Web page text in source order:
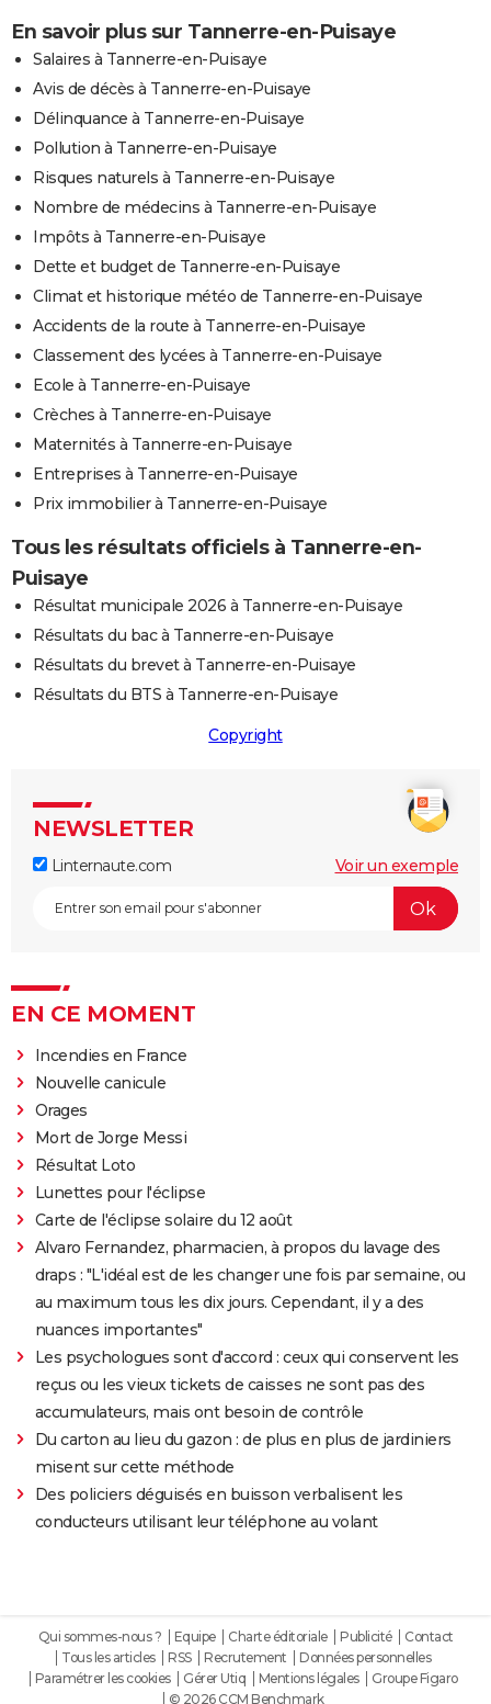
En savoir plus sur Tannerre-en-Puisaye
Salaires à Tannerre-en-Puisaye
Avis de décès à Tannerre-en-Puisaye
Délinquance à Tannerre-en-Puisaye
Pollution à Tannerre-en-Puisaye
Risques naturels à Tannerre-en-Puisaye
Nombre de médecins à Tannerre-en-Puisaye
Impôts à Tannerre-en-Puisaye
Dette et budget de Tannerre-en-Puisaye
Climat et historique météo de Tannerre-en-Puisaye
Accidents de la route à Tannerre-en-Puisaye
Classement des lycées à Tannerre-en-Puisaye
Ecole à Tannerre-en-Puisaye
Crèches à Tannerre-en-Puisaye
Maternités à Tannerre-en-Puisaye
Entreprises à Tannerre-en-Puisaye
Prix immobilier à Tannerre-en-Puisaye
Tous les résultats officiels à Tannerre-en-
Puisaye
Résultat municipale 2026 à Tannerre-en-Puisaye
Résultats du bac à Tannerre-en-Puisaye
Résultats du brevet à Tannerre-en-Puisaye
Résultats du BTS à Tannerre-en-Puisaye
Copyright
NEWSLETTER
Linternaute.com Voir un exemple
EN CE MOMENT
Incendies en France
Nouvelle canicule
Orages
Mort de Jorge Messi
Résultat Loto
Lunettes pour l'éclipse
Carte de l'éclipse solaire du 12 août
Alvaro Fernandez, pharmacien, à propos du lavage des
draps : "L'idéal est de les changer une fois par semaine, ou
au maximum tous les dix jours. Cependant, il y a des
nuances importantes"
Les psychologues sont d'accord : ceux qui conservent les
reçus ou les vieux tickets de caisses ne sont pas des
accumulateurs, mais ont besoin de contrôle
Du carton au lieu du gazon : de plus en plus de jardiniers
misent sur cette méthode
Des policiers déguisés en buisson verbalisent les
conducteurs utilisant leur téléphone au volant
Qui sommes-nous ? Equipe Charte éditoriale Publicité
Contact
Tous les articles
RSS Recrutement
Données personnelles
Paramétrer les cookies
Gérer Utiq Mentions légales
Groupe Figaro
© 2026 CCM Benchmark